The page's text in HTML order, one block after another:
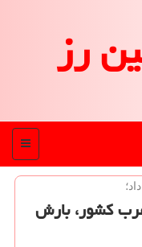
رز
منو
كشور، بارش